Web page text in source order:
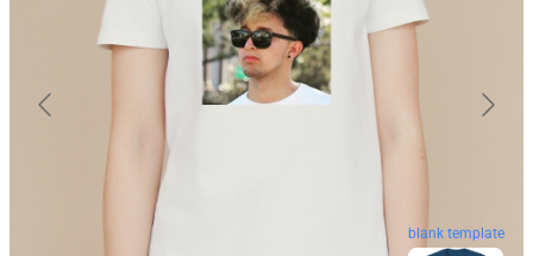
blank template